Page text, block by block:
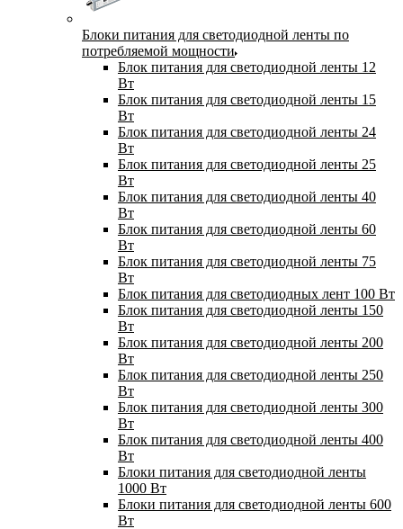
Блоки питания для светодиодной ленты по
потребляемой мощности
Блок питания для светодиодной ленты 12
Вт
Блок питания для светодиодной ленты 15
Вт
Блок питания для светодиодной ленты 24
Вт
Блок питания для светодиодной ленты 25
Вт
Блок питания для светодиодной ленты 40
Вт
Блок питания для светодиодной ленты 60
Вт
Блок питания для светодиодной ленты 75
Вт
Блок питания для светодиодных лент 100 Вт
Блок питания для светодиодной ленты 150
Вт
Блок питания для светодиодной ленты 200
Вт
Блок питания для светодиодной ленты 250
Вт
Блок питания для светодиодной ленты 300
Вт
Блок питания для светодиодной ленты 400
Вт
Блоки питания для светодиодной ленты
1000 Вт
Блоки питания для светодиодной ленты 600
Вт